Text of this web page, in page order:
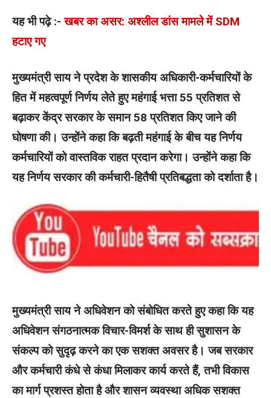
यह भी पढ़े :-खबर का असर: अश्लील डांस मामले में SDM
हटाए गए
मुख्यमंत्री साय ने प्रदेश के शासकीय अधिकारी-कर्मचारियों के
हित में महत्वपूर्ण निर्णय लेते हुए महंगाई भत्ता 55 प्रतिशत से
बढ़ाकर केंद्र सरकार के समान 58 प्रतिशत किए जाने की
घोषणा की। उन्होंने कहा कि बढ़ती महंगाई के बीच यह निर्णय
कर्मचारियों को वास्तविक राहत प्रदान करेगा। उन्होंने कहा कि
यह निर्णय सरकार की कर्मचारी-हितैषी प्रतिबद्धता को दर्शाता है।
मुख्यमंत्री साय ने अधिवेशन को संबोधित करते हुए कहा कि यह
अधिवेशन संगठनात्मक विचार-विमर्श के साथ ही सुशासन के
संकल्प को सुदृढ़ करने का एक सशक्त अवसर है। जब सरकार
और कर्मचारी कंधे से कंधा मिलाकर कार्य करते हैं, तभी विकास
का मार्ग प्रशस्त होता है और शासन व्यवस्था अधिक सशक्त